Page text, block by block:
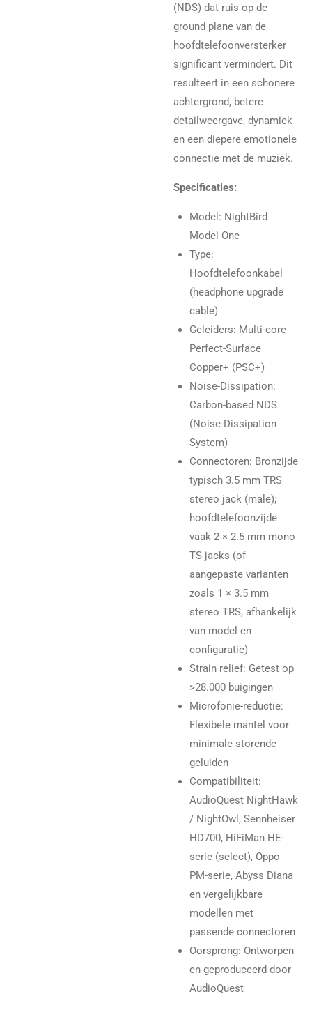
(NDS) dat ruis op de
ground plane van de
hoofdtelefoonversterker
significant vermindert. Dit
resulteert in een schonere
achtergrond, betere
detailweergave, dynamiek
en een diepere emotionele
connectie met de muziek.
Specificaties:
Model: NightBird
Model One
Type:
Hoofdtelefoonkabel
(headphone upgrade
cable)
Geleiders: Multi-core
Perfect-Surface
Copper+ (PSC+)
Noise-Dissipation:
Carbon-based NDS
(Noise-Dissipation
System)
Connectoren: Bronzijde
typisch 3.5 mm TRS
stereo jack (male);
hoofdtelefoonzijde
vaak 2 × 2.5 mm mono
TS jacks (of
aangepaste varianten
zoals 1 × 3.5 mm
stereo TRS, afhankelijk
van model en
configuratie)
Strain relief: Getest op
>28.000 buigingen
Microfonie-reductie:
Flexibele mantel voor
minimale storende
geluiden
Compatibiliteit:
AudioQuest NightHawk
/ NightOwl, Sennheiser
HD700, HiFiMan HE-
serie (select), Oppo
PM-serie, Abyss Diana
en vergelijkbare
modellen met
passende connectoren
Oorsprong: Ontworpen
en geproduceerd door
AudioQuest